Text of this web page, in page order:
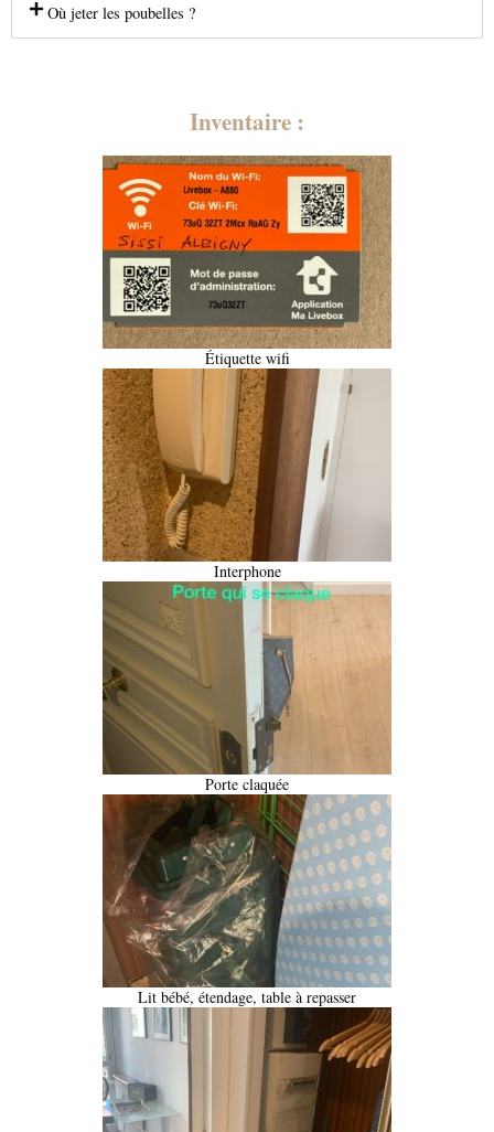
Où jeter les poubelles ?
Inventaire :
Étiquette wifi
Interphone
Porte claquée
Lit bébé, étendage, table à repasser